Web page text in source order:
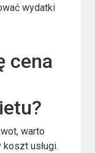
wydatki
cena
warto
usługi.